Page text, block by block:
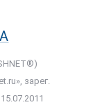
зарег.